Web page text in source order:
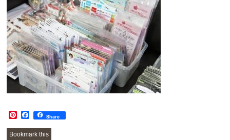
Pinterest
Facebook
Share
Bookmark this